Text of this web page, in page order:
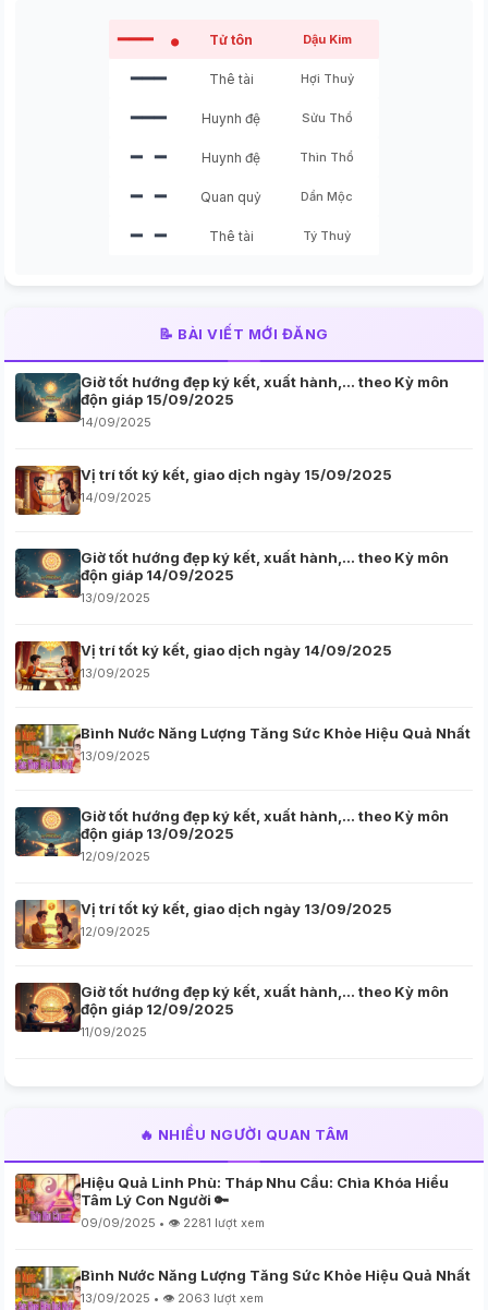
━━━ ● Tử tôn Dậu Kim
━━━ Thê tài Hợi Thuỷ
━━━ Huynh đệ Sửu Thổ
━ ━ Huynh đệ Thìn Thổ
━ ━ Quan quỷ Dần Mộc
━ ━ Thê tài Tý Thuỷ
📝 BÀI VIẾT MỚI ĐĂNG
Giờ tốt hướng đẹp ký kết, xuất hành,… theo Kỳ môn
độn giáp 15/09/2025
14/09/2025
Vị trí tốt ký kết, giao dịch ngày 15/09/2025
14/09/2025
Giờ tốt hướng đẹp ký kết, xuất hành,… theo Kỳ môn
độn giáp 14/09/2025
13/09/2025
Vị trí tốt ký kết, giao dịch ngày 14/09/2025
13/09/2025
Bình Nước Năng Lượng Tăng Sức Khỏe Hiệu Quả Nhất
13/09/2025
Giờ tốt hướng đẹp ký kết, xuất hành,… theo Kỳ môn
độn giáp 13/09/2025
12/09/2025
Vị trí tốt ký kết, giao dịch ngày 13/09/2025
12/09/2025
Giờ tốt hướng đẹp ký kết, xuất hành,… theo Kỳ môn
độn giáp 12/09/2025
11/09/2025
🔥 NHIỀU NGƯỜI QUAN TÂM
Hiệu Quả Linh Phù: Tháp Nhu Cầu: Chìa Khóa Hiểu
Tâm Lý Con Người 🔑
09/09/2025 • 👁️ 2281 lượt xem
Bình Nước Năng Lượng Tăng Sức Khỏe Hiệu Quả Nhất
13/09/2025 • 👁️ 2063 lượt xem